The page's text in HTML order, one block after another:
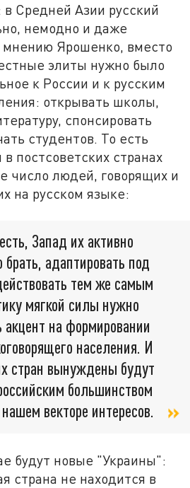
в Средней Азии русский
немодно и даже
Ярошенко, вместо
элиты нужно было
к России и к русским
открывать школы,
спонсировать
студентов. То есть
постсоветских странах
число людей, говорящих и
на русском языке:
Запад их активно
адаптировать под
тем же самым
мягкой силы нужно
на формировании
населения. И
стран вынуждены будут
большинством
векторе интересов.
будут новые "Украины":
страна не находится в